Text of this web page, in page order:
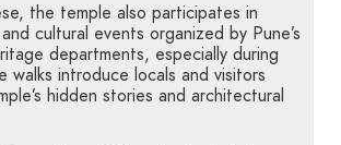
the temple also participates in
cultural events organized by Pune’s
departments, especially during
walks introduce locals and visitors
hidden stories and architectural